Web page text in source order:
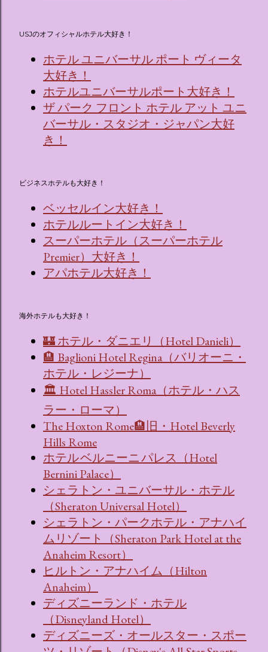
USJのオフィシャルホテル大好き！
ホテル ユニバーサル ポート ヴィータ
大好き！
ホテルユニバーサルポート大好き！
ザ パーク フロント ホテル アット ユニ
バーサル・スタジオ・ジャパン大好
き！
ビジネスホテルも大好き！
ベッセルイン大好き！
ホテルルートイン大好き！
スーパーホテル（スーパーホテル
Premier）大好き！
アパホテル大好き！
海外ホテルも大好き！
🏰 ホテル・ダニエリ（Hotel Danieli）
🏨 Baglioni Hotel Regina（バリオーニ・
ホテル・レジーナ）
🏛 Hotel Hassler Roma（ホテル・ハス
ラー・ローマ）
The Hoxton Rome🏨旧・Hotel Beverly
Hills Rome
ホテル ベルニーニ パレス（Hotel
Bernini Palace）
シェラトン・ユニバーサル・ホテル
（Sheraton Universal Hotel）
シェラトン・パークホテル・アナハイ
ムリゾート（Sheraton Park Hotel at the
Anaheim Resort）
ヒルトン・アナハイム（Hilton
Anaheim）
ディズニーランド・ホテル
（Disneyland Hotel）
ディズニーズ・オールスター・スポー